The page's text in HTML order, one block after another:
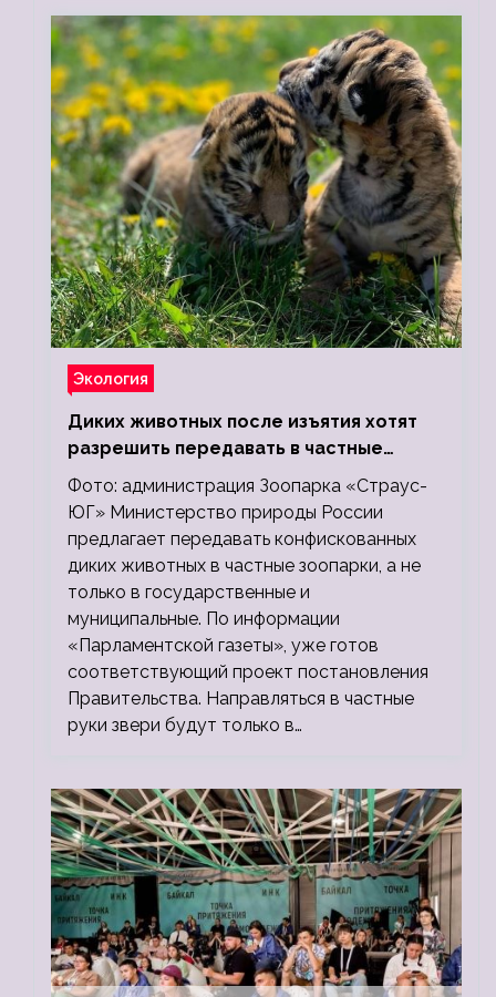
Экология
Диких животных после изъятия хотят
разрешить передавать в частные
зоопарки
Фото: администрация Зоопарка «Страус-
ЮГ» Министерство природы России
предлагает передавать конфискованных
диких животных в частные зоопарки, а не
только в государственные и
муниципальные. По информации
«Парламентской газеты», уже готов
соответствующий проект постановления
Правительства. Направляться в частные
руки звери будут только в…